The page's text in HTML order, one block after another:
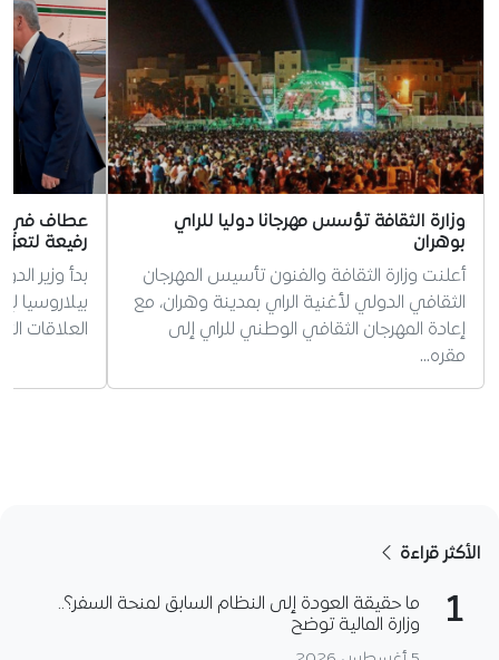
وزارة الثقافة تؤسس مهرجانا دوليا للراي
بوهران
أعلنت وزارة الثقافة والفنون تأسيس المهرجان
الثقافي الدولي لأغنية الراي بمدينة وهران، مع
إعادة المهرجان الثقافي الوطني للراي إلى
مقره…
عطاف في
رفيعة
بدأ وزير
بيلاروسيا
العلاقات
الأكثر قراءة
1
ما حقيقة العودة إلى النظام السابق لمنحة السفر؟..
وزارة المالية توضح